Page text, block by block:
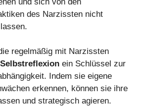
des Narzissten nicht
regelmäßig mit Narzissten
Selbstreflexion ein Schlüssel zur
Indem sie eigene
erkennen, können sie ihre
und strategisch agieren.